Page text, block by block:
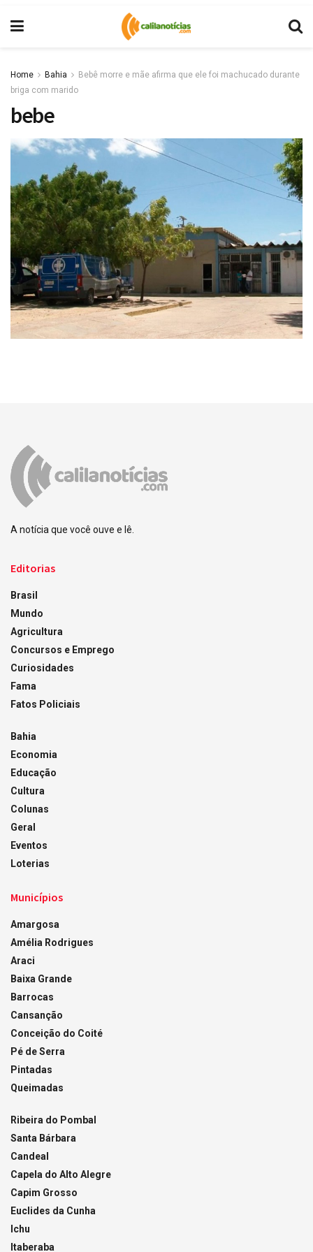
Home Bahia
Bebê morre e mãe afirma que ele foi machucado durante
briga com marido
bebe
A notícia que você ouve e lê.
Editorias
Brasil
Mundo
Agricultura
Concursos e Emprego
Curiosidades
Fama
Fatos Policiais
Bahia
Economia
Educação
Cultura
Colunas
Geral
Eventos
Loterias
Municípios
Amargosa
Amélia Rodrigues
Araci
Baixa Grande
Barrocas
Cansanção
Conceição do Coité
Pé de Serra
Pintadas
Queimadas
Ribeira do Pombal
Santa Bárbara
Candeal
Capela do Alto Alegre
Capim Grosso
Euclides da Cunha
Ichu
Itaberaba